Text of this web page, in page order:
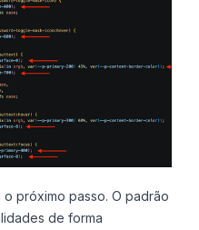
próximo passo. O padrão
de forma